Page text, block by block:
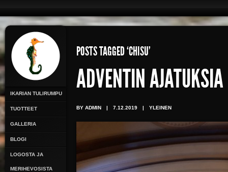
IKARIAN TULIRUMPU
TUOTTEET
GALLERIA
BLOGI
LOGOSTA JA
MERIHEVOSISTA
POSTS TAGGED ‘CHISU’
ADVENTIN AJATUKSIA
BY ADMIN | 7.12.2019 | YLEINEN